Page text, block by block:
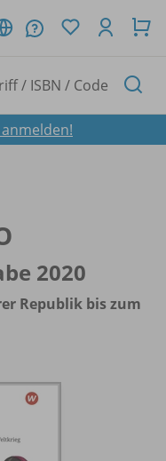
2020
Republik bis zum